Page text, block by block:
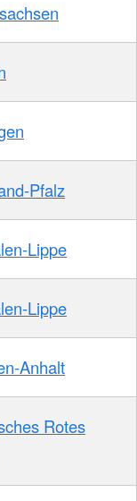
Pfalz
Lippe
Lippe
Anhalt
Rotes